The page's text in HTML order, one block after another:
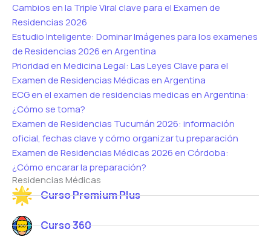
Cambios en la Triple Viral clave para el Examen de
Residencias 2026
Estudio Inteligente: Dominar Imágenes para los examenes
de Residencias 2026 en Argentina
Prioridad en Medicina Legal: Las Leyes Clave para el
Examen de Residencias Médicas en Argentina
ECG en el examen de residencias medicas en Argentina:
¿Cómo se toma?
Examen de Residencias Tucumán 2026: información
oficial, fechas clave y cómo organizar tu preparación
Examen de Residencias Médicas 2026 en Córdoba:
¿Cómo encarar la preparación?
Residencias Médicas
Curso Premium Plus
Curso 360